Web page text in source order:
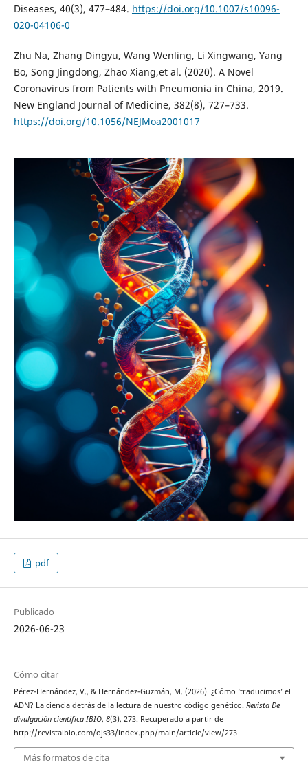
Diseases, 40(3), 477–484. https://doi.org/10.1007/s10096-
020-04106-0
Zhu Na, Zhang Dingyu, Wang Wenling, Li Xingwang, Yang
Bo, Song Jingdong, Zhao Xiang,et al. (2020). A Novel
Coronavirus from Patients with Pneumonia in China, 2019.
New England Journal of Medicine, 382(8), 727–733.
https://doi.org/10.1056/NEJMoa2001017
pdf
Publicado
2026-06-23
Cómo citar
Pérez-Hernández, V., & Hernández-Guzmán, M. (2026). ¿Cómo ‘traducimos’ el
ADN? La ciencia detrás de la lectura de nuestro código genético. Revista De
divulgación científica IBIO, 8(3), 273. Recuperado a partir de
http://revistaibio.com/ojs33/index.php/main/article/view/273
Más formatos de cita